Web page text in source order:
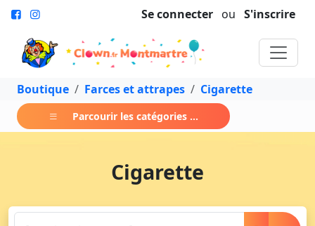
Se connecter ou S'inscrire
Boutique Farces et attrapes Cigarette
Parcourir les catégories ...
Cigarette